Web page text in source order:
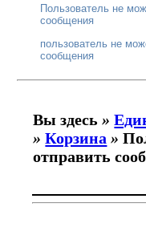
Пользователь не
сообщения
пользователь не
сообщения
Вы здесь »
»Корзина »
отправить